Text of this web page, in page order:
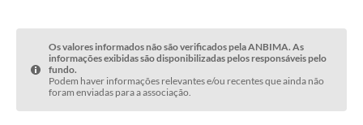
Os valores informados não são verificados pela ANBIMA. As
informações exibidas são disponibilizadas pelos responsáveis pelo
fundo.
Podem haver informações relevantes e/ou recentes que ainda não
foram enviadas para a associação.